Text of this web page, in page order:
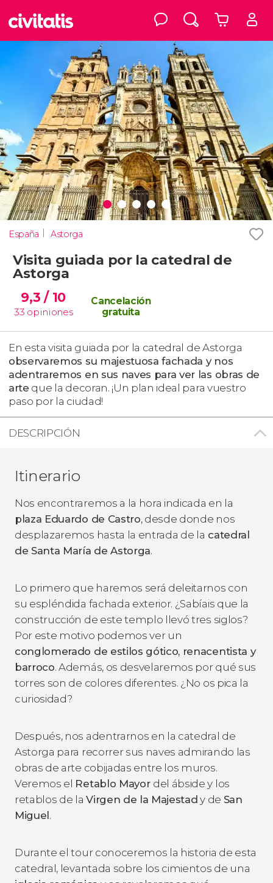
España Astorga
Visita guiada por la catedral de
Astorga
9,3/ 10
33 opiniones
Cancelación
gratuita
En esta visita guiada por la catedral de Astorga
observaremos su majestuosa fachada y nos
adentraremos en sus naves para ver las obras de
arte que la decoran. ¡Un plan ideal para vuestro
paso por la ciudad!
DESCRIPCIÓN
Itinerario
Nos encontraremos a la hora indicada en la
plaza Eduardo de Castro, desde donde nos
desplazaremos hasta la entrada de la catedral
de Santa María de Astorga.
Lo primero que haremos será deleitarnos con
su espléndida fachada exterior. ¿Sabíais que la
construcción de este templo llevó tres siglos?
Por este motivo podemos ver un
conglomerado de estilos gótico, renacentista y
barroco. Además, os desvelaremos por qué sus
torres son de colores diferentes. ¿No os pica la
curiosidad?
Después, nos adentrarnos en la catedral de
Astorga para recorrer sus naves admirando las
obras de arte cobijadas entre los muros.
Veremos el Retablo Mayor del ábside y los
retablos de laVirgen de la Majestad y de San
Miguel.
Durante el tour conoceremos la historia de esta
catedral, levantada sobre los cimientos de una